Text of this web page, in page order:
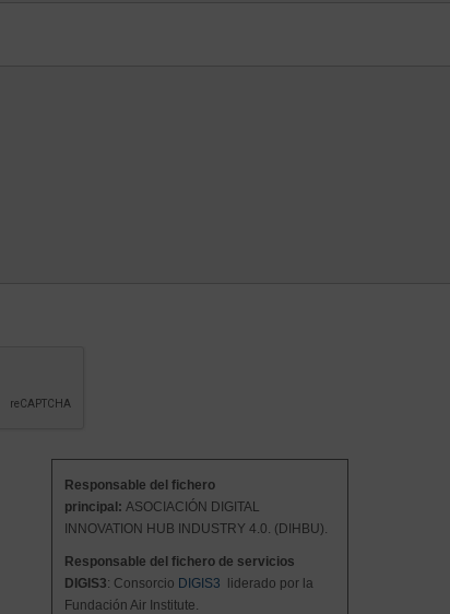
Responsable del fichero
principal: ASOCIACIÓN DIGITAL
INNOVATION HUB INDUSTRY 4.0. (DIHBU).
Responsable del fichero de servicios
DIGIS3: Consorcio DIGIS3
liderado por la
Fundación Air Institute.